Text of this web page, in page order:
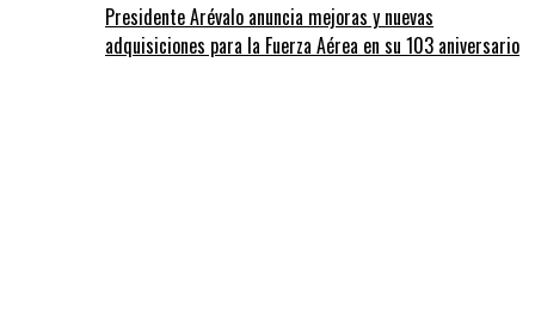
Presidente Arévalo anuncia mejoras y nuevas
adquisiciones para la Fuerza Aérea en su 103 aniversario